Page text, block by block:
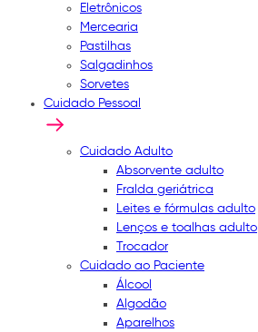
Eletrônicos
Mercearia
Pastilhas
Salgadinhos
Sorvetes
Cuidado Pessoal
Cuidado Adulto
Absorvente adulto
Fralda geriátrica
Leites e fórmulas adulto
Lenços e toalhas adulto
Trocador
Cuidado ao Paciente
Álcool
Algodão
Aparelhos